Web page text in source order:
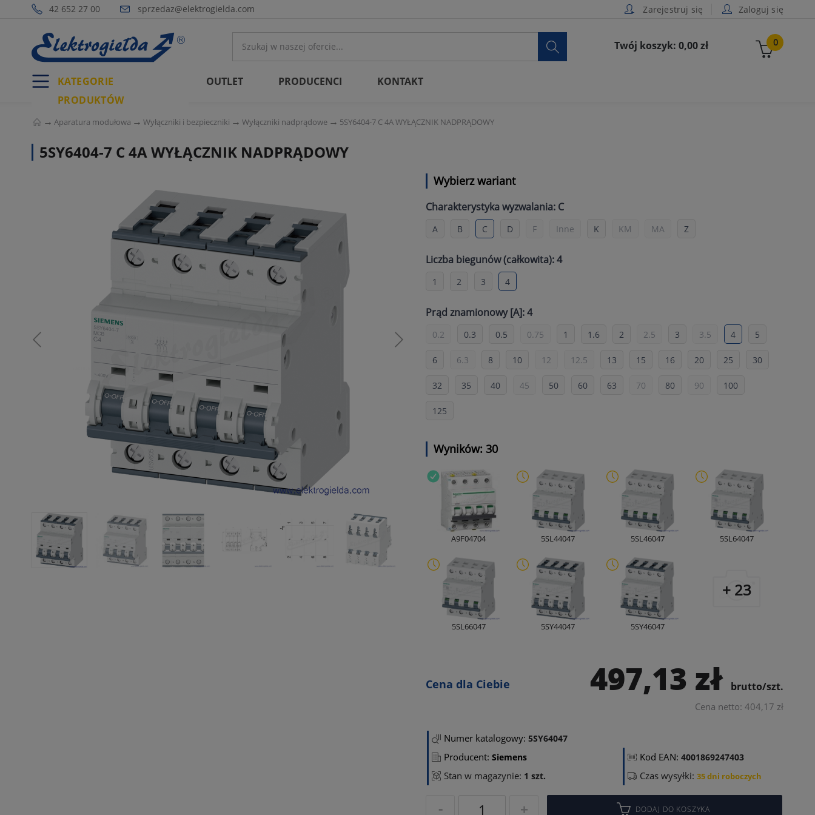
42 652 27 00 sprzedaz@elektrogielda.com Zarejestruj się Zaloguj się
0
Twój koszyk: 0,00 zł

KATEGORIE
PRODUKTÓW
OUTLET PRODUCENCI KONTAKT
Aparatura modułowa Wyłączniki i bezpieczniki Wyłączniki nadprądowe 5SY6404-7 C 4A WYŁĄCZNIK NADPRĄDOWY
5SY6404-7 C 4A WYŁĄCZNIK NADPRĄDOWY
Wybierz wariant
Charakterystyka wyzwalania: C
A B C D F Inne K KM MA Z
Liczba biegunów (całkowita): 4
1 2 3 4
Prąd znamionowy [A]: 4
0.2 0.3 0.5 0.75 1 1.6 2 2.5 3 3.5 4 5
6 6.3 8 10 12 12.5 13 15 16 20 25 30
32 35 40 45 50 60 63 70 80 90 100
125
Wyników: 30
A9F04704 5SL44047 5SL46047 5SL64047
5SL66047 5SY44047 5SY46047
+ 23
Cena dla Ciebie 497,13 zł brutto/szt.
Cena netto: 404,17 zł
Numer katalogowy: 5SY64047
Producent: Siemens Kod EAN:4001869247403
Stan w magazynie: 1 szt. Czas wysyłki:35 dni roboczych
DODAJ DO KOSZYKA